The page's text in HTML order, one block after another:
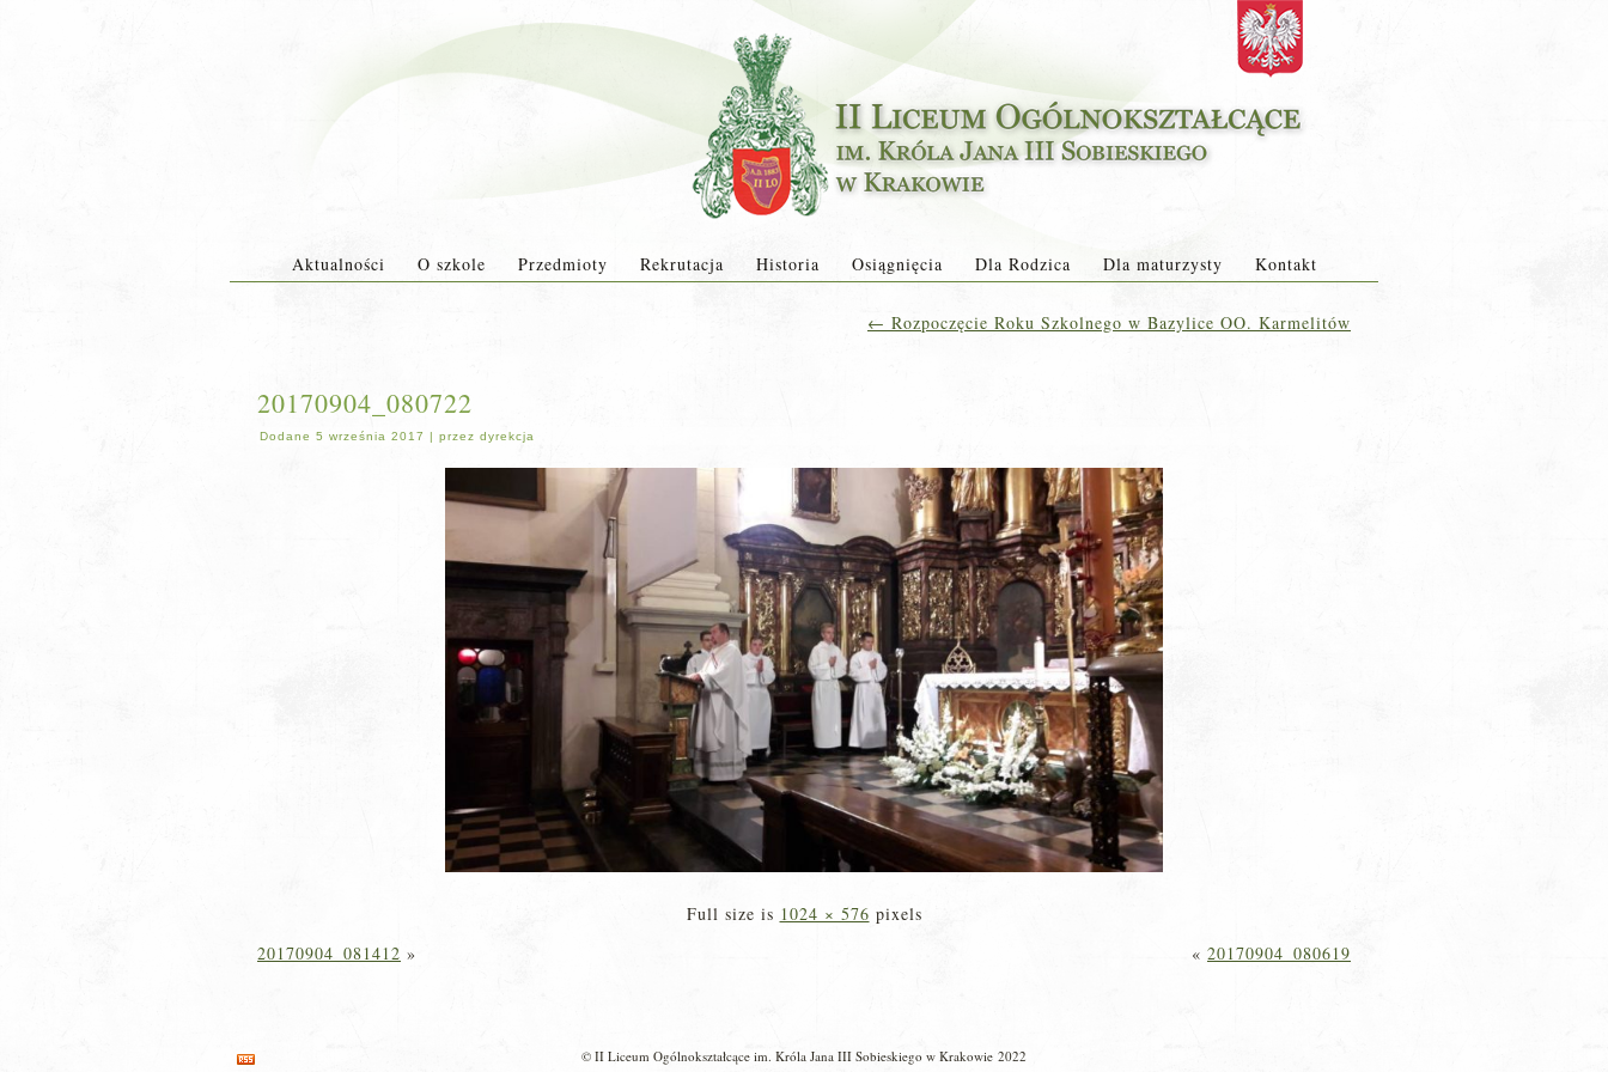
Aktualności O szkole Przedmioty Rekrutacja Historia Osiągnięcia Dla Rodzica Dla maturzysty Kontakt
← Rozpoczęcie Roku Szkolnego w Bazylice OO. Karmelitów
20170904_080722
Dodane 5 września 2017 | przez dyrekcja
Full size is 1024 × 576 pixels
20170904_081412 » « 20170904_080619
© II Liceum Ogólnokształcące im. Króla Jana III Sobieskiego w Krakowie 2022